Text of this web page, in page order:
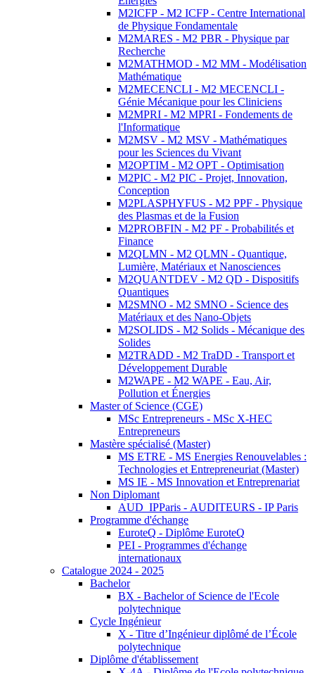
M2ICFP - M2 ICFP - Centre International
de Physique Fondamentale
M2MARES - M2 PBR - Physique par
Recherche
M2MATHMOD - M2 MM - Modélisation
Mathématique
M2MECENCLI - M2 MECENCLI -
Génie Mécanique pour les Cliniciens
M2MPRI - M2 MPRI - Fondements de
l'Informatique
M2MSV - M2 MSV - Mathématiques
pour les Sciences du Vivant
M2OPTIM - M2 OPT - Optimisation
M2PIC - M2 PIC - Projet, Innovation,
Conception
M2PLASPHYFUS - M2 PPF - Physique
des Plasmas et de la Fusion
M2PROBFIN - M2 PF - Probabilités et
Finance
M2QLMN - M2 QLMN - Quantique,
Lumière, Matériaux et Nanosciences
M2QUANTDEV - M2 QD - Dispositifs
Quantiques
M2SMNO - M2 SMNO - Science des
Matériaux et des Nano-Objets
M2SOLIDS - M2 Solids - Mécanique des
Solides
M2TRADD - M2 TraDD - Transport et
Développement Durable
M2WAPE - M2 WAPE - Eau, Air,
Pollution et Énergies
Master of Science (CGE)
MSc Entrepreneurs - MSc X-HEC
Entrepreneurs
Mastère spécialisé (Master)
MS ETRE - MS Energies Renouvelables :
Technologies et Entrepreneuriat (Master)
MS IE - MS Innovation et Entreprenariat
Non Diplomant
AUD_IPParis - AUDITEURS - IP Paris
Programme d'échange
EuroteQ - Diplôme EuroteQ
PEI - Programmes d'échange
internationaux
Catalogue 2024 - 2025
Bachelor
BX - Bachelor of Science de l'Ecole
polytechnique
Cycle Ingénieur
X - Titre d’Ingénieur diplômé de l’École
polytechnique
Diplôme d'établissement